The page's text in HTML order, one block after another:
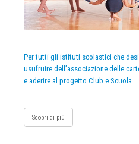
Per tutti gli istituti scolastici che
usufruire dell’associazione delle
e aderire al progetto Club e Scuola
Scopri di più